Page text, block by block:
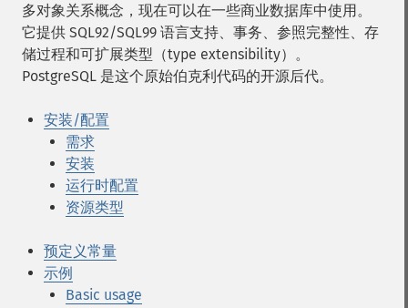
多对象关系概念，现在可以在一些商业数据库中使用。
它提供 SQL92/SQL99 语言支持、事务、参照完整性、存
储过程和可扩展类型（type extensibility）。
PostgreSQL 是这个原始伯克利代码的开源后代。
安装/配置
需求
安装
运行时配置
资源类型
预定义常量
示例
Basic usage